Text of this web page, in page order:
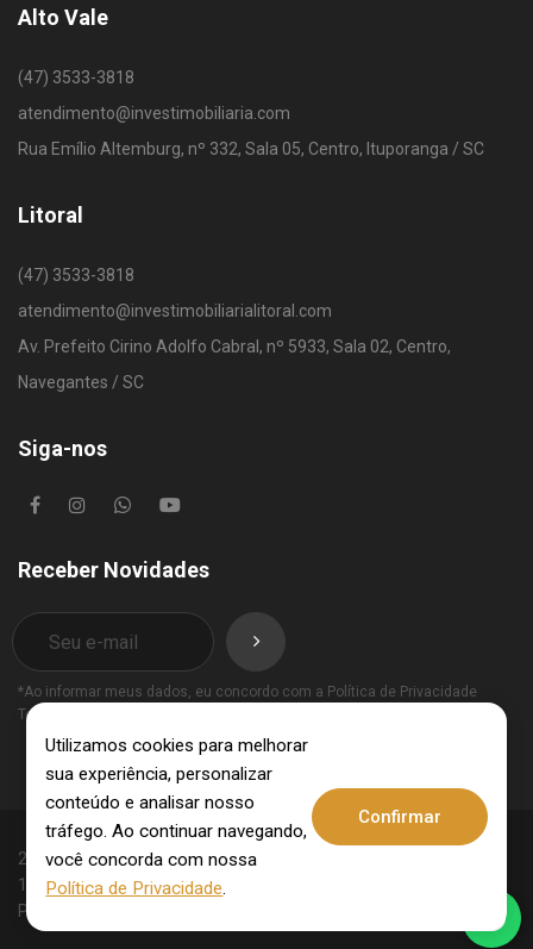
Alto Vale
(47) 3533-3818
atendimento@investimobiliaria.com
Rua Emílio Altemburg, nº 332, Sala 05, Centro, Ituporanga / SC
Litoral
(47) 3533-3818
atendimento@investimobiliarialitoral.com
Av. Prefeito Cirino Adolfo Cabral, nº 5933, Sala 02, Centro,
Navegantes / SC
Siga-nos
Receber Novidades
*Ao informar meus dados, eu concordo com a Política de Privacidade
Termos de Uso
2025 © Invest Imobiliária - CRECI: 10062-J - CNPJ:
15.831.309/0001-09. Todos os direitos reservados.
Política de Privacidade
Utilizamos cookies para melhorar
sua experiência, personalizar
conteúdo e analisar nosso
tráfego. Ao continuar navegando,
você concorda com nossa
Política de Privacidade.
Confirmar